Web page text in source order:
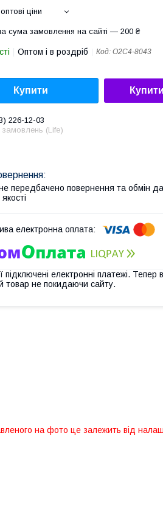
ціни
сума замовлення на сайті — 200 ₴
Оптом і в роздріб Код: О2С4-8043
Купити
226-12-03
(Life)
передбачено повернення та обмін
підключені електронні платежі. Тепер
товар не покидаючи сайту.
на фото це залежить від